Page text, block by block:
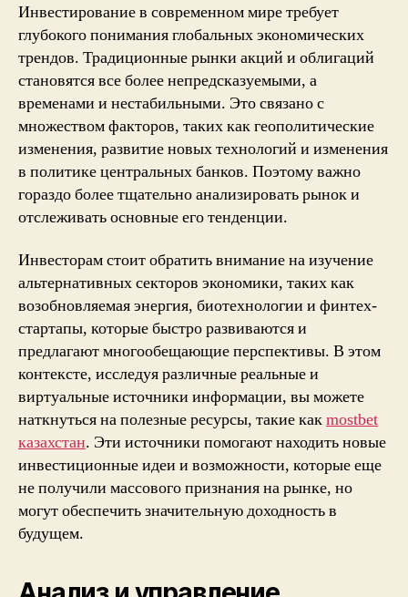
Инвестирование в современном мире требует
глубокого понимания глобальных экономических
трендов. Традиционные рынки акций и облигаций
становятся все более непредсказуемыми, а
временами и нестабильными. Это связано с
множеством факторов, таких как геополитические
изменения, развитие новых технологий и изменения
в политике центральных банков. Поэтому важно
гораздо более тщательно анализировать рынок и
отслеживать основные его тенденции.
Инвесторам стоит обратить внимание на изучение
альтернативных секторов экономики, таких как
возобновляемая энергия, биотехнологии и финтех-
стартапы, которые быстро развиваются и
предлагают многообещающие перспективы. В этом
контексте, исследуя различные реальные и
виртуальные источники информации, вы можете
наткнуться на полезные ресурсы, такие какmostbet
казахстан. Эти источники помогают находить новые
инвестиционные идеи и возможности, которые еще
не получили массового признания на рынке, но
могут обеспечить значительную доходность в
будущем.